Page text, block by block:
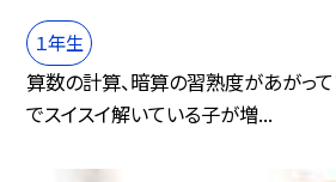
１年生
算数の計算、暗算の習熟度があがっ
でスイスイ解いている子が増...